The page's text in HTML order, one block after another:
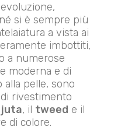
si è sempre più
a vista ai
imbottiti,
a numerose
moderna e di
alla pelle, sono
rivestimento
juta, il tweed e il
di colore.